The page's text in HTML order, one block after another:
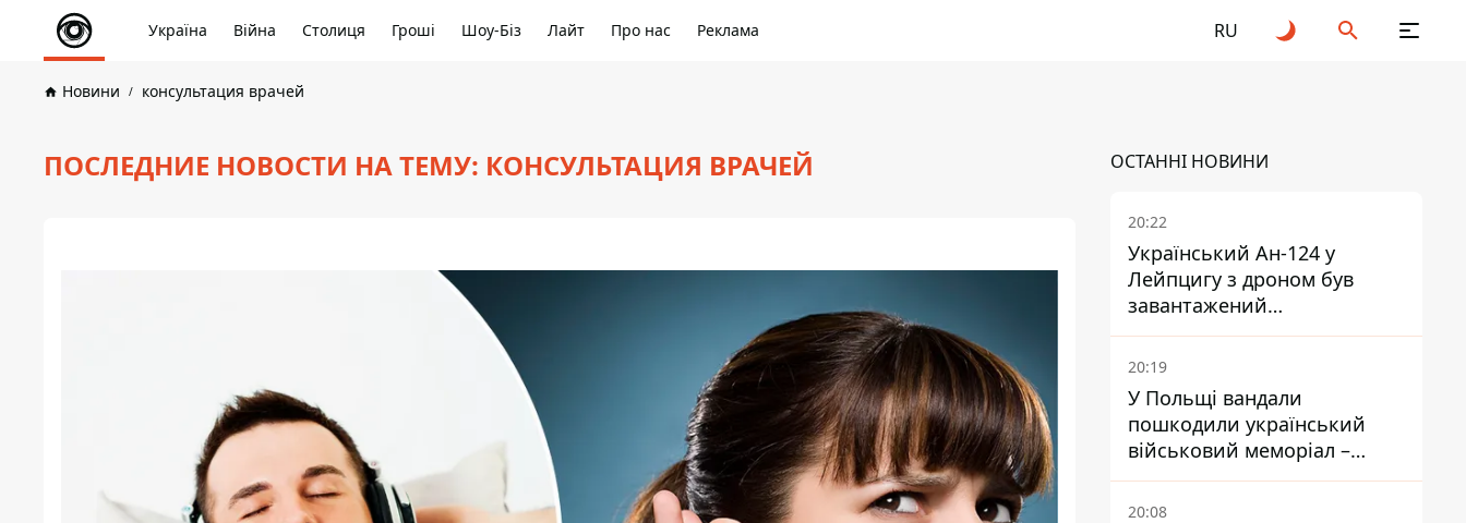
Україна Війна Столиця Гроші Шоу-Біз Лайт Про нас Реклама RU
Новини консультация врачей
ПОСЛЕДНИЕ НОВОСТИ НА ТЕМУ: КОНСУЛЬТАЦИЯ ВРАЧЕЙ ОСТАННІ НОВИНИ
20:22
Український Ан-124 у
Лейпцигу з дроном був
завантажений
боєприпасами
20:19
У Польщі вандали
пошкодили український
військовий меморіал –
посольство відреагувало
20:08